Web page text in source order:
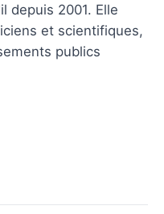
depuis 2001. Elle
et scientifiques,
publics